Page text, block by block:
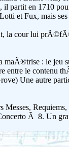
partit en 1710
et Fux, mais
la cour lui
maÃ®trise : le
le contenu
Une autre
Messes,
Ã 8. Un